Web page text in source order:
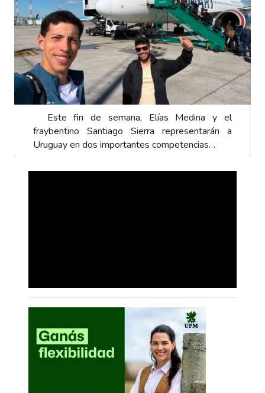
Este fin de semana, Elías Medina y el
fraybentino Santiago Sierra representarán a
Uruguay en dos importantes competencias…